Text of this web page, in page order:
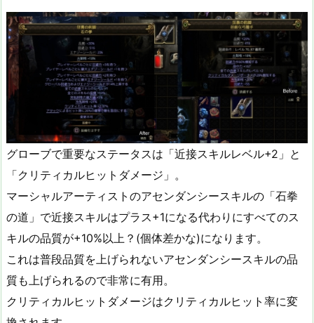
グローブで重要なステータスは「近接スキルレベル+2」と
「クリティカルヒットダメージ」。
マーシャルアーティストのアセンダンシースキルの「石拳
の道」で近接スキルはプラス+1になる代わりにすべてのス
キルの品質が+10%以上？(個体差かな)になります。
これは普段品質を上げられないアセンダンシースキルの品
質も上げられるので非常に有用。
クリティカルヒットダメージはクリティカルヒット率に変